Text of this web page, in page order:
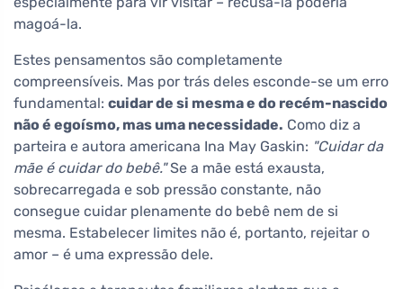
magoá-la.
Estes pensamentos são completamente
compreensíveis. Mas por trás deles esconde-se um erro
fundamental: cuidar de si mesma e do recém-nascido
não é egoísmo, mas uma necessidade. Como diz a
parteira e autora americana Ina May Gaskin: "Cuidar da
mãe é cuidar do bebê."Se a mãe está exausta,
sobrecarregada e sob pressão constante, não
consegue cuidar plenamente do bebê nem de si
mesma. Estabelecer limites não é, portanto, rejeitar o
amor – é uma expressão dele.